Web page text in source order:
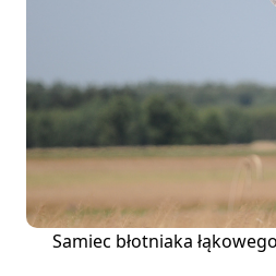
Samiec błotniaka